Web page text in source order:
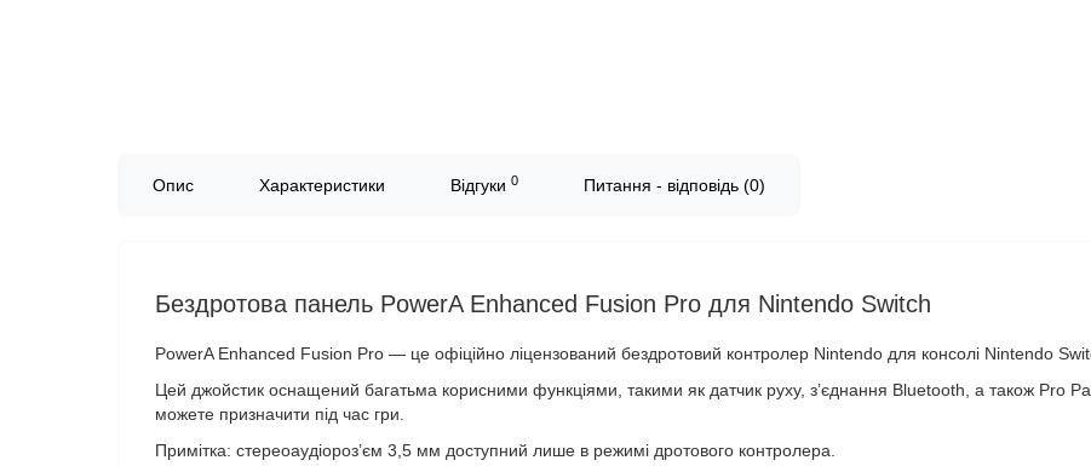
Опис Характеристики Відгуки 0 Питання - відповідь (0)
Бездротова панель PowerA Enhanced Fusion Pro для Nintendo Switch
PowerA Enhanced Fusion Pro — це офіційно ліцензований бездротовий контролер Nintendo для консолі Nintendo
Цей джойстик оснащений багатьма корисними функціями, такими як датчик руху, з’єднання Bluetooth, а також Pro
можете призначити під час гри.
Примітка: стереоаудіороз’єм 3,5 мм доступний лише в режимі дротового контролера.